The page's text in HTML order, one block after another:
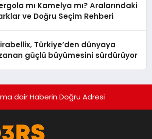
mı Kamelya mı? Aralarındaki
ve Doğru Seçim Rehberi
Türkiye’den dünyaya
güçlü büyümesini sürdürüyor
dair Haberin Doğru Adresi